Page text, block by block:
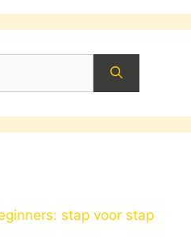
stap voor stap